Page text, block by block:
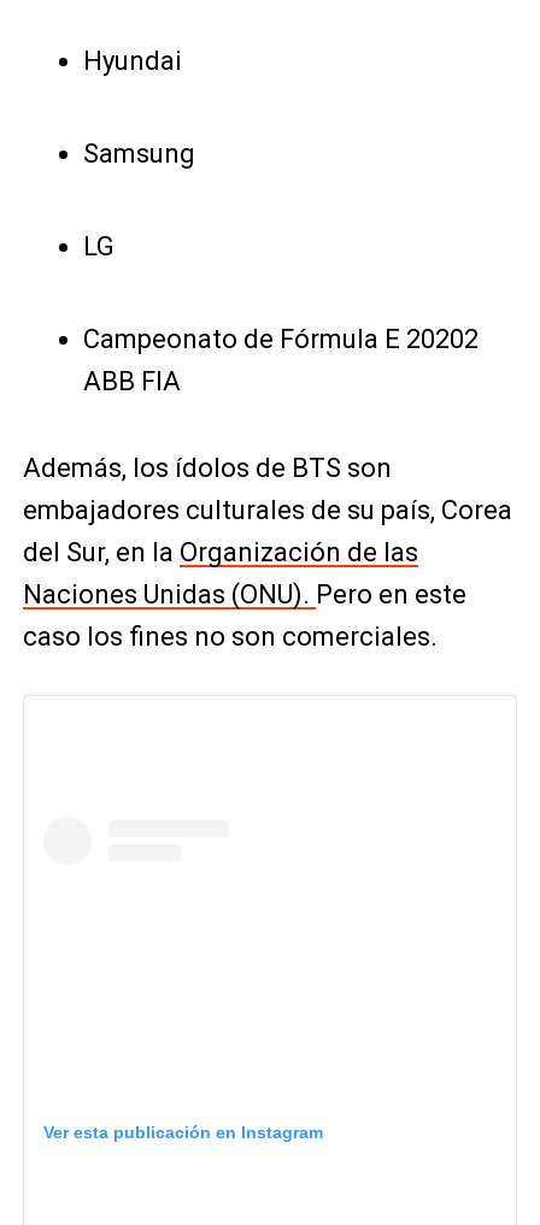
Hyundai
Samsung
LG
Campeonato de Fórmula E 20202
ABB FIA
Además, los ídolos de BTS son
embajadores culturales de su país, Corea
del Sur, en la Organización de las
Naciones Unidas (ONU). Pero en este
caso los fines no son comerciales.
Ver esta publicación en Instagram